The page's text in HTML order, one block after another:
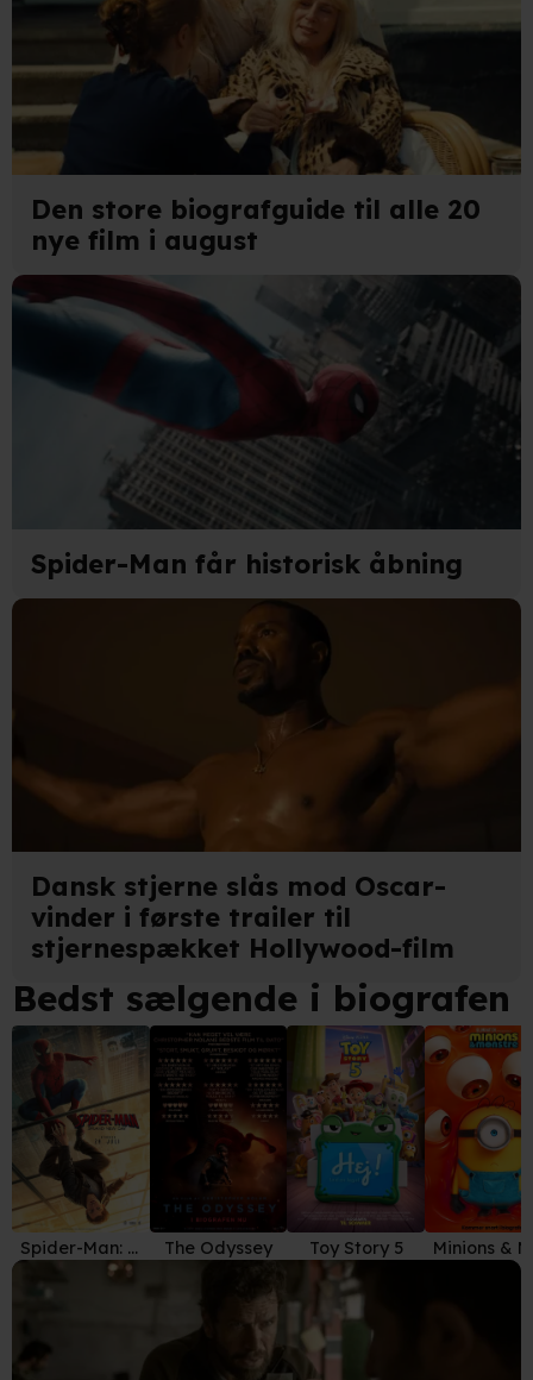
Den store biografguide til alle 20
nye film i august
Spider-Man får historisk åbning
Dansk stjerne slås mod Oscar-
vinder i første trailer til
stjernespækket Hollywood-film
Bedst sælgende i biografen
Spider-Man: Brand New Day The Odyssey Toy Story 5